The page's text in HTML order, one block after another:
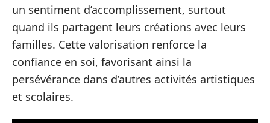
un sentiment d’accomplissement, surtout
quand ils partagent leurs créations avec leurs
familles. Cette valorisation renforce la
confiance en soi, favorisant ainsi la
persévérance dans d’autres activités artistiques
et scolaires.